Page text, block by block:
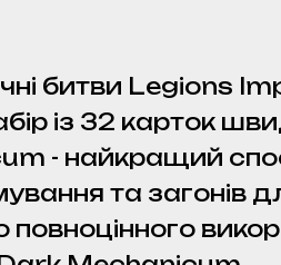
битви Legions
із 32 карток
- найкращий
та загонів
повноцінного